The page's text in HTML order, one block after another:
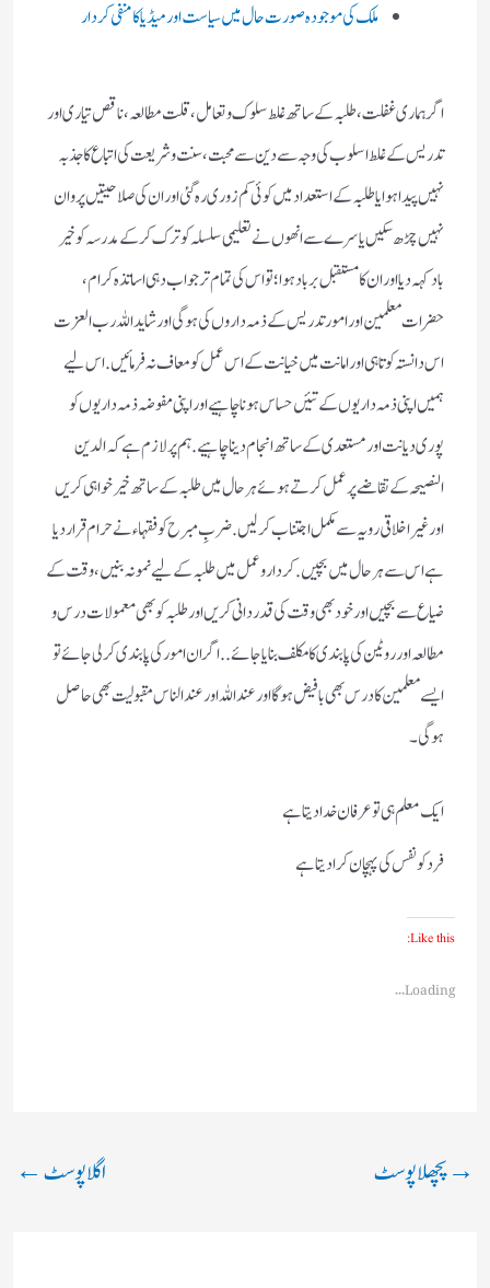
ملک کی موجودہ صورت حال میں سیاست اور میڈیا کا منفی کردار
اگر ہماری غفلت، طلبہ کے ساتھ غلط سلوک و تعامل، قلت مطالعہ، ناقص تیاری اور
تدریس کے غلط اسلوب کی وجہ سے دین سے محبت، سنت و شریعت کی اتباع کا جذبہ
نہیں پیدا ہوا یا طلبہ کے استعداد میں کوئی کم زوری رہ گئی اور ان کی صلاحیتیں پروان
نہیں چڑھ سکیں یا سرے سے انھوں نے تعلیمی سلسلہ کو ترک کرکے مدرسہ کو خیر
باد کہہ دیا اور ان کا مستقبل برباد ہوا؛تو اس کی تمام تر جواب دہی اساتذہ کرام،
حضرات معلمین اور امور تدریس کے ذمہ داروں کی ہوگی اور شاید اللہ رب العزت
اس دانستہ کوتاہی اور امانت میں خیانت کے اس عمل کو معاف نہ فرمائیں. اس لیے
ہمیں اپنی ذمہ داریوں کے تئیں حساس ہونا چاہیے اور اپنی مفوضہ ذمہ داریوں کو
پوری دیانت اور مستعدی کے ساتھ انجام دینا چاہیے. ہم پر لازم ہے کہ الدین
النصیحہ کے تقاضے پر عمل کرتے ہوئے ہر حال میں طلبہ کے ساتھ خیر خواہی کریں
اور غیر اخلاقی رویہ سے مکمل اجتناب کرلیں. ضربِ مبرح کو فقہاء نے حرام قرار دیا
ہے اس سے ہر حال میں بچیں. کردار وعمل میں طلبہ کے لیے نمونہ بنیں، وقت کے
ضیاع سے بچیں اور خود بھی وقت کی قدر دانی کریں اور طلبہ کو بھی معمولات درس و
مطالعہ اور روٹین کی پابندی کا مکلف بنایا جائے.. اگر ان امور کی پابندی کرلی جائے تو
ایسے معلمین کا درس بھی بافیض ہو گا اور عند اللہ اور عندالناس مقبولیت بھی حاصل
ہو گی۔
ایک معلم ہی تو عرفان خدا دیتا ہے
فرد کو نفس کی پہچان کرادیتا ہے
Like this:
Loading...
→پچھلا پوسٹ اگلا پوسٹ←